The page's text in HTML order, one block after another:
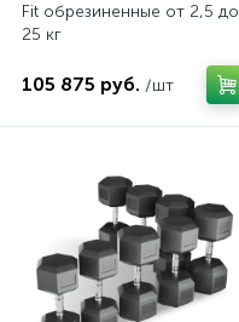
Fit обрезиненные от 2,5 до
25 кг
105 875 руб. /шт